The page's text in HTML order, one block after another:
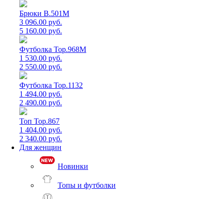
Брюки B.501M
3 096.00 руб.
5 160.00 руб.
Футболка Top.968M
1 530.00 руб.
2 550.00 руб.
Футболка Top.1132
1 494.00 руб.
2 490.00 руб.
Топ Top.867
1 404.00 руб.
2 340.00 руб.
Для женщин
Новинки
Топы и футболки